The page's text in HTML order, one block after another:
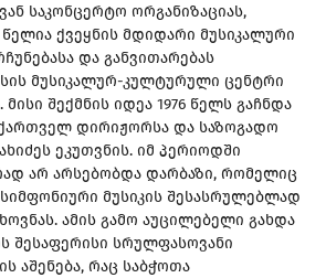
საკონცერტო ორგანიზაციას,
ქვეყნის მდიდარი მუსიკალური
და განვითარებას
მუსიკალურ-კულტურული ცენტრი
შექმნის იდეა 1976 წელს გაჩნდა
დირიჟორსა და საზოგადო
ეკუთვნის. იმ პერიოდში
არ არსებობდა დარბაზი, რომელიც
მუსიკის შესასრულებლად
ამის გამო აუცილებელი გახდა
შესაფერისი სრულფასოვანი
აშენება, რაც საბჭოთა